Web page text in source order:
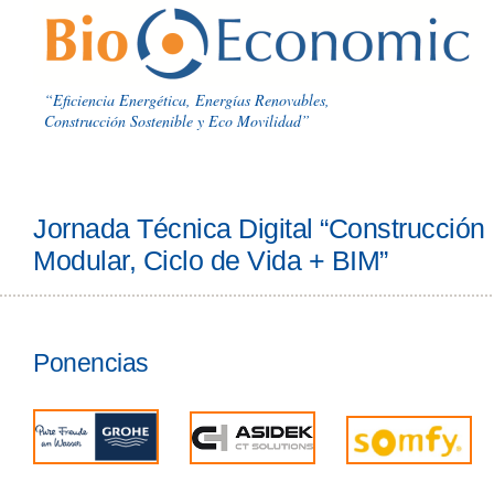
“Eficiencia Energética, Energías Renovables,
Construcción Sostenible y Eco Movilidad”
Jornada Técnica Digital
Modular, Ciclo de Vida + BIM”
Ponencias